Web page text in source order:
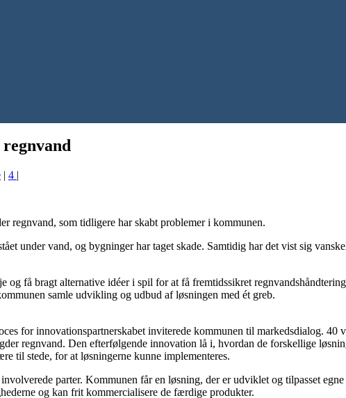
| 4 |
regnvand, som tidligere har skabt problemer i kommunen.
under vand, og bygninger har taget skade. Samtidig har det vist sig
få bragt alternative idéer i spil for at få fremtidssikret
samle udvikling og udbud af løsningen med ét greb.
for innovationspartnerskabet inviterede kommunen til markedsdialog.
regnvand. Den efterfølgende innovation lå i, hvordan de forskellige
til stede, for at løsningerne kunne implementeres.
parter. Kommunen får en løsning, der er udviklet og tilpasset
og kan frit kommercialisere de færdige produkter.